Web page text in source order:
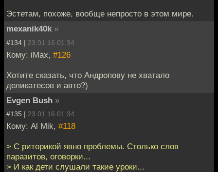
Эстетам, похоже, вообще непросто в этом мире.
mexanik40k »
#134 | 23.01.16 01:34
Кому: iMax, #126
Хотите сказать, что Андропову не хватало
деликатесов и авто?)
Evgen Bush »
#135 | 23.01.16 01:34
Кому: Al Mik, #118
> С риторикой явно проблемы. Столько слов
паразитов, оговорки...
> И как дети слушали такие уроки...